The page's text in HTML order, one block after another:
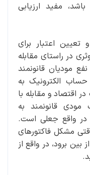
مفید ارزیابی
تعیین اعتبار برای
در راستای مقابله
مودیان قانونمند
الکترونیک به
اقتصاد و مقابله با
قانونمند به
در واقع جعلی است.
مشکل فاکتورهای
برود، در واقع از